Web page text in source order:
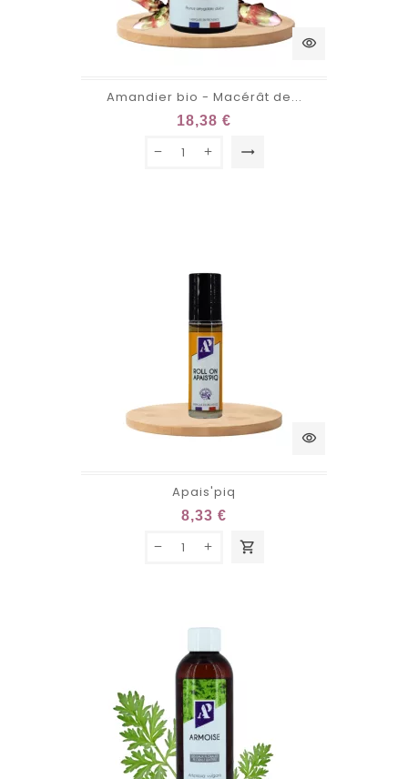
visibility
Amandier bio - Macérât de...
18,38 €
trending_flat
visibility
Apais'piq
8,33 €
shopping_cart